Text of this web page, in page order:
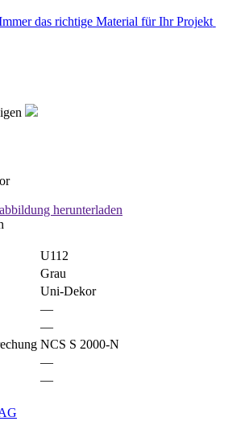
das richtige Material für Ihr Projekt
herunterladen
U112
Grau
Uni-Dekor
—
—
NCS S 2000-N
—
—